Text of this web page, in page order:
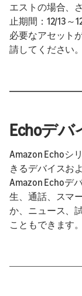
エストの場合、
止期間：12/13～
必要なアセット
請してください
Echoデ
Amazon Echoシ
きるデバイスお
Amazon Echoデ
生、通話、スマ
か、ニュース、
こともできます。